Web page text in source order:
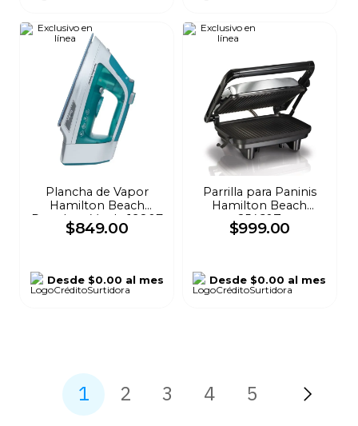
Plancha de Vapor
Hamilton Beach
Durathon Verde 19807
$849.00
Desde$0.00 al mes
Parrilla para Paninis
Hamilton Beach
25460Z
$999.00
Desde $0.00 al mes
1 2 3 4 5